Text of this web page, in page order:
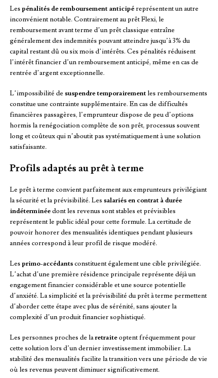
Les pénalités de remboursement anticipéreprésentent un autre
inconvénient notable. Contrairement au prêt Flexi, le
remboursement avant terme d’un prêt classique entraîne
généralement des indemnités pouvant atteindre jusqu’à 3% du
capital restant dû ou six mois d’intérêts. Ces pénalités réduisent
l’intérêt financier d’un remboursement anticipé, même en cas de
rentrée d’argent exceptionnelle.
L’impossibilité de suspendre temporairementles remboursements
constitue une contrainte supplémentaire. En cas de difficultés
financières passagères, l’emprunteur dispose de peu d’options
hormis la renégociation complète de son prêt, processus souvent
long et coûteux qui n’aboutit pas systématiquement à une solution
satisfaisante.
Profils adaptés au prêt à terme
Le prêt à terme convient parfaitement aux emprunteurs privilégiant
la sécurité et la prévisibilité. Les salariés en contrat à durée
indéterminéedont les revenus sont stables et prévisibles
représentent le public idéal pour cette formule. La certitude de
pouvoir honorer des mensualités identiques pendant plusieurs
années correspond à leur profil de risque modéré.
Les primo-accédantsconstituent également une cible privilégiée.
L’achat d’une première résidence principale représente déjà un
engagement financier considérable et une source potentielle
d’anxiété. La simplicité et la prévisibilité du prêt à terme permettent
d’aborder cette étape avec plus de sérénité, sans ajouter la
complexité d’un produit financier sophistiqué.
Les personnes proches de laretraiteoptent fréquemment pour
cette solution lors d’un dernier investissement immobilier. La
stabilité des mensualités facilite la transition vers une période de vie
où les revenus peuvent diminuer significativement.